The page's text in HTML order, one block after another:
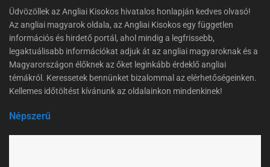
Üdvözöllek az Angliai Kisokos hivatalos honlapján kedves olvasó!
Az angliai magyarok oldala, az Angliai Kisokos egy független
információs és hirdető portál, ahol mindig a legfrissebb,
legaktuálisabb információkat adjuk át az angliai magyaroknak és a
Magyarországon élőknek az őket leginkább érdeklő angliai
témákról. Keressetek bennünket bizalommal az elérhetőségeinken.
Kellemes időtöltést kívánunk az oldalainkon mindenkinek!
Népszerű